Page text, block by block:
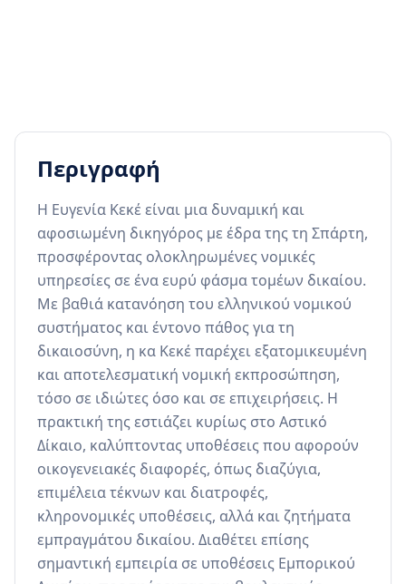
Περιγραφή
Η Ευγενία Κεκέ είναι μια δυναμική και
αφοσιωμένη δικηγόρος με έδρα της τη Σπάρτη,
προσφέροντας ολοκληρωμένες νομικές
υπηρεσίες σε ένα ευρύ φάσμα τομέων δικαίου.
Με βαθιά κατανόηση του ελληνικού νομικού
συστήματος και έντονο πάθος για τη
δικαιοσύνη, η κα Κεκέ παρέχει εξατομικευμένη
και αποτελεσματική νομική εκπροσώπηση,
τόσο σε ιδιώτες όσο και σε επιχειρήσεις. Η
πρακτική της εστιάζει κυρίως στο Αστικό
Δίκαιο, καλύπτοντας υποθέσεις που αφορούν
οικογενειακές διαφορές, όπως διαζύγια,
επιμέλεια τέκνων και διατροφές,
κληρονομικές υποθέσεις, αλλά και ζητήματα
εμπραγμάτου δικαίου. Διαθέτει επίσης
σημαντική εμπειρία σε υποθέσεις Εμπορικού